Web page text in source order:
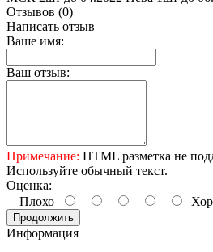
Отзывов (0)
Написать отзыв
Ваше имя:
Ваш отзыв:
Примечание: HTML разметка не
Используйте обычный текст.
Оценка:
Плохо
Продолжить
Информация